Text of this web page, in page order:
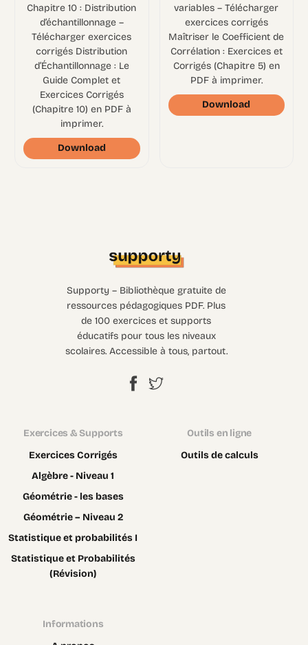
Chapitre 10 : Distribution
d’échantillonnage –
Télécharger exercices
corrigés Distribution
d’Échantillonnage : Le
Guide Complet et
Exercices Corrigés
(Chapitre 10) en PDF à
imprimer.
Download
variables – Télécharger
exercices corrigés
Maîtriser le Coefficient de
Corrélation : Exercices et
Corrigés (Chapitre 5) en
PDF à imprimer.
Download
Supporty – Bibliothèque gratuite de
ressources pédagogiques PDF. Plus
de 100 exercices et supports
éducatifs pour tous les niveaux
scolaires. Accessible à tous, partout.
Exercices & Supports
Exercices Corrigés
Algèbre - Niveau 1
Géométrie - les bases
Géométrie – Niveau 2
Statistique et probabilités I
Statistique et Probabilités
(Révision)
Outils en ligne
Outils de calculs
Informations